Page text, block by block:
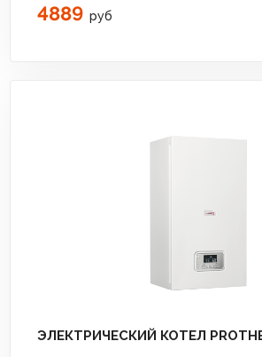
4889 руб
ЭЛЕКТРИЧЕСКИЙ КОТЕЛ